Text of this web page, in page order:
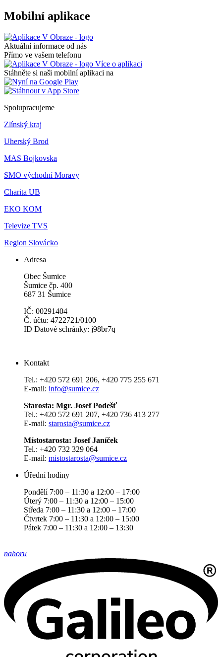
Mobilní aplikace
Aktuální informace od nás
Přímo ve vašem telefonu
Více o aplikaci
Stáhněte si naši mobilní aplikaci na
Spolupracujeme
Zlínský kraj
Uherský Brod
MAS Bojkovska
SMO východní Moravy
Charita UB
EKO KOM
Televize TVS
Region Slovácko
Adresa
Obec Šumice
Šumice čp. 400
687 31 Šumice
IČ: 00291404
Č. účtu: 4722721/0100
ID Datové schránky: j98br7q
Kontakt
Tel.: +420 572 691 206, +420 775 255 671
E-mail: info@sumice.cz
Starosta: Mgr. Josef Podešť
Tel.: +420 572 691 207, +420 736 413 277
E-mail: starosta@sumice.cz
Místostarosta: Josef Janíček
Tel.: +420 732 329 064
E-mail: mistostarosta@sumice.cz
Úřední hodiny
Pondělí 7:00 – 11:30 a 12:00 – 17:00
Úterý 7:00 – 11:30 a 12:00 – 15:00
Středa 7:00 – 11:30 a 12:00 – 17:00
Čtvrtek 7:00 – 11:30 a 12:00 – 15:00
Pátek 7:00 – 11:30 a 12:00 – 13:30
nahoru